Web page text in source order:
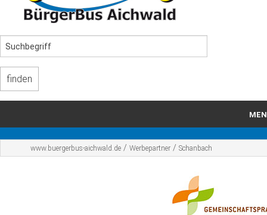
Startseite
www.buergerbus-aichwald.de / Werbepartner / Schanbach